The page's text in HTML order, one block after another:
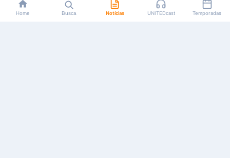
Home Busca Notícias UNITEDcast Temporadas